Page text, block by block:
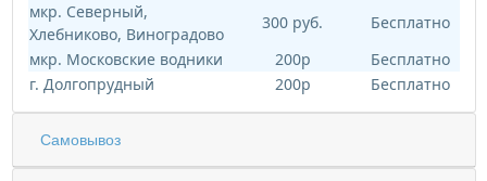
мкр. Северный,
Хлебниково, Виноградово
300 руб.
Бесплатно
мкр. Московские водники
200р
Бесплатно
г. Долгопрудный
200р Бесплатно
Самовывоз